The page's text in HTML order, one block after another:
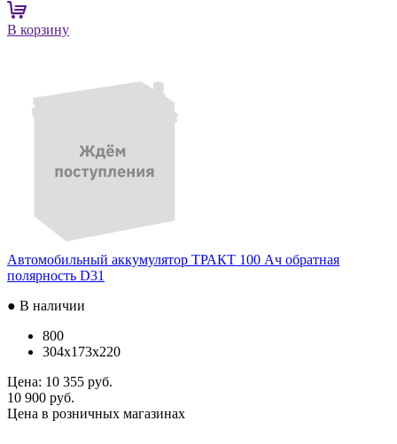
В корзину
Автомобильный аккумулятор ТРАКТ 100 Ач обратная
полярность D31
● В наличии
800
304x173x220
Цена: 10 355 руб.
10 900 руб.
Цена в розничных магазинах